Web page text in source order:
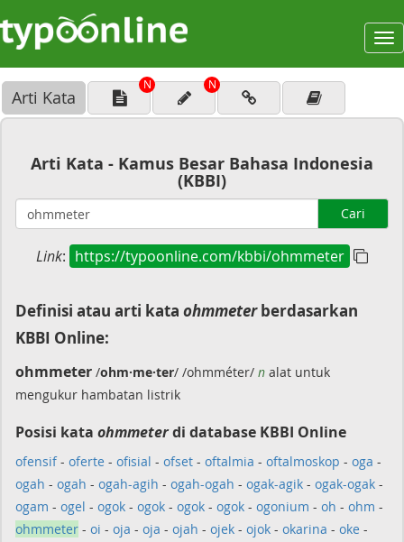
Arti Kata
N N
Arti Kata - Kamus Besar Bahasa Indonesia
(KBBI)
Cari
Link: https://typoonline.com/kbbi/ohmmeter
Definisi atau arti kata ohmmeterberdasarkan
KBBI Online:
ohmmeter /ohm·me·ter/ /ohmméter/ n alat untuk
mengukur hambatan listrik
Posisi kata ohmmeterdi database KBBI Online
ofensif- oferte - ofisial - ofset - oftalmia - oftalmoskop - oga -
ogah - ogah - ogah-agih - ogah-ogah - ogak-agik - ogak-ogak -
ogam - ogel - ogok - ogok - ogok - ogok - ogonium - oh - ohm -
ohmmeter - oi - oja - oja - ojah - ojek - ojok - okarina - oke -